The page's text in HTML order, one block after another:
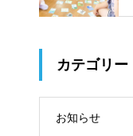
カテゴリー
お知らせ